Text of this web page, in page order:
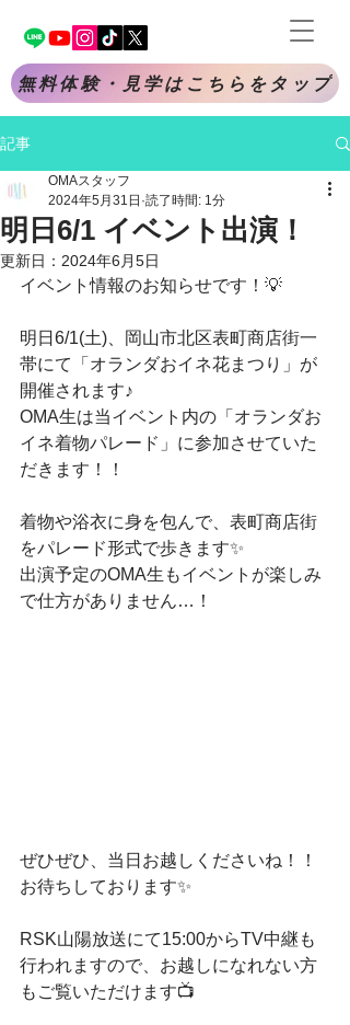
無料体験・見学はこちらをタップ
記事
明日6/1 イベント出演！
OMAスタッフ
2024年5月31日 読了時間: 1分
更新日： 2024年6月5日
イベント情報のお知らせです！💡
明日6/1(土)、岡山市北区表町商店街一
帯にて「オランダおイネ花まつり」が
開催されます♪
OMA生は当イベント内の「オランダお
イネ着物パレード」に参加させていた
だきます！！
着物や浴衣に身を包んで、表町商店街
をパレード形式で歩きます✨
出演予定のOMA生もイベントが楽しみ
で仕方がありません…！
ぜひぜひ、当日お越しくださいね！！
お待ちしております✨
RSK山陽放送にて15:00からTV中継も
行われますので、お越しになれない方
もご覧いただけます📺